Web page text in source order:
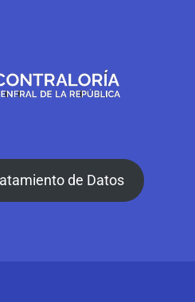
de Datos